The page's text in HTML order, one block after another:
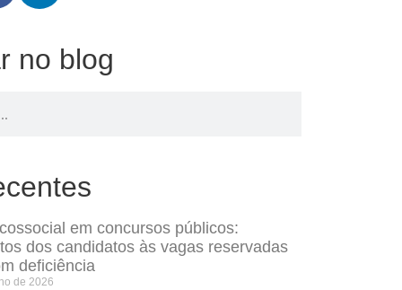
no blog
em concursos públicos:
dos candidatos às vagas reservadas
deficiência
de 2026